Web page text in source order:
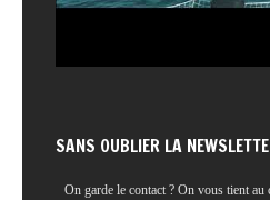
SANS OUBLIER LA
On garde le contact ? On vous tient